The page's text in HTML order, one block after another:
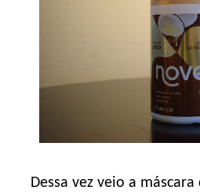
Dessa vez veio a